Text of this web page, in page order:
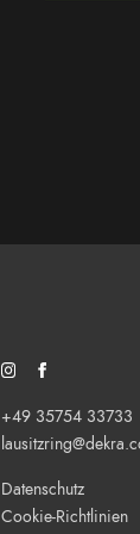
SOZIALESSOZIALES
+49 35754 33733
Datenschutz
Cookie-Richtlinien